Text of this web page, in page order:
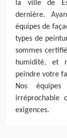
la ville de
dernière.
équipes de
types de
sommes
humidité, et
peindre votre
Nos
exigences.